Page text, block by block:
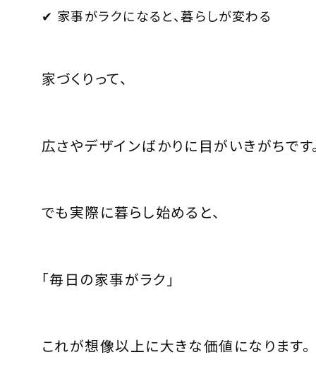
✔ 家事がラクになると、暮らしが変わる
家づくりって、
広さやデザインばかりに目がいきがちです
でも実際に暮らし始めると、
「毎日の家事がラク」
これが想像以上に大きな価値になります。